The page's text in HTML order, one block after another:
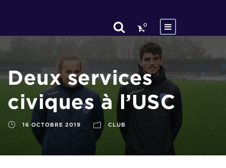
0
Deux services
civiques à l’USC
16 OCTOBRE 2019 CLUB